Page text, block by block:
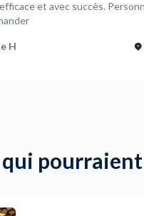
et avec succès.
H